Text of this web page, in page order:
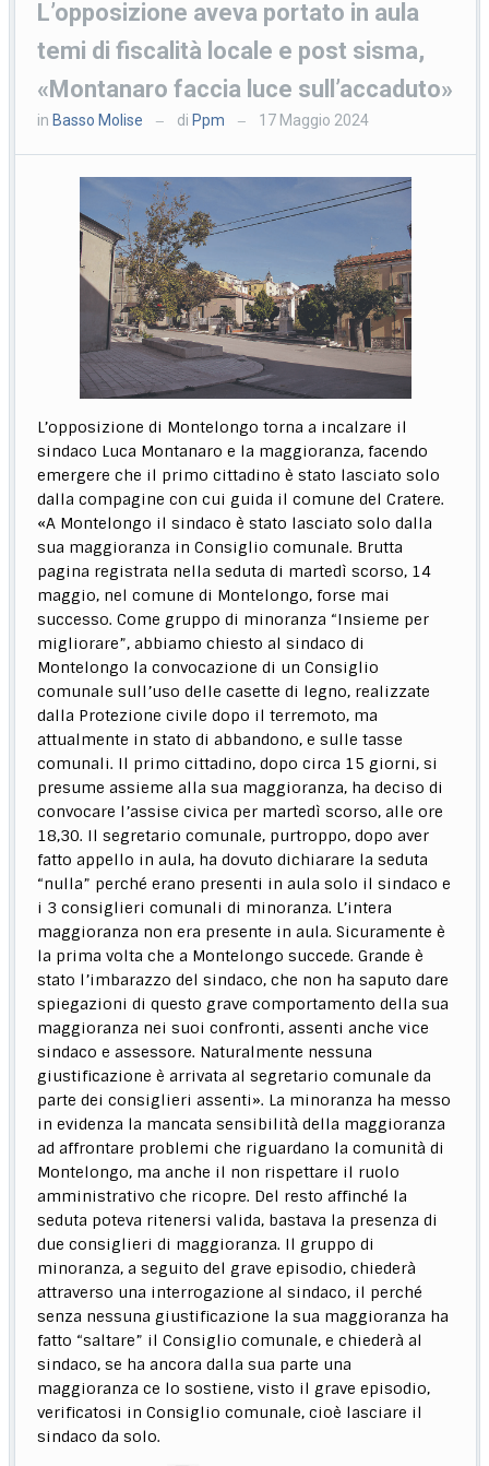
L’opposizione aveva portato in aula
temi di fiscalità locale e post sisma,
«Montanaro faccia luce sull’accaduto»
in Basso Molise — di Ppm — 17 Maggio 2024
L’opposizione di Montelongo torna a incalzare il
sindaco Luca Montanaro e la maggioranza, facendo
emergere che il primo cittadino è stato lasciato solo
dalla compagine con cui guida il comune del Cratere.
«A Montelongo il sindaco è stato lasciato solo dalla
sua maggioranza in Consiglio comunale. Brutta
pagina registrata nella seduta di martedì scorso, 14
maggio, nel comune di Montelongo, forse mai
successo. Come gruppo di minoranza “Insieme per
migliorare”, abbiamo chiesto al sindaco di
Montelongo la convocazione di un Consiglio
comunale sull’uso delle casette di legno, realizzate
dalla Protezione civile dopo il terremoto, ma
attualmente in stato di abbandono, e sulle tasse
comunali. Il primo cittadino, dopo circa 15 giorni, si
presume assieme alla sua maggioranza, ha deciso di
convocare l’assise civica per martedì scorso, alle ore
18,30. Il segretario comunale, purtroppo, dopo aver
fatto appello in aula, ha dovuto dichiarare la seduta
“nulla” perché erano presenti in aula solo il sindaco e
i 3 consiglieri comunali di minoranza. L’intera
maggioranza non era presente in aula. Sicuramente è
la prima volta che a Montelongo succede. Grande è
stato l’imbarazzo del sindaco, che non ha saputo dare
spiegazioni di questo grave comportamento della sua
maggioranza nei suoi confronti, assenti anche vice
sindaco e assessore. Naturalmente nessuna
giustificazione è arrivata al segretario comunale da
parte dei consiglieri assenti». La minoranza ha messo
in evidenza la mancata sensibilità della maggioranza
ad affrontare problemi che riguardano la comunità di
Montelongo, ma anche il non rispettare il ruolo
amministrativo che ricopre. Del resto affinché la
seduta poteva ritenersi valida, bastava la presenza di
due consiglieri di maggioranza. Il gruppo di
minoranza, a seguito del grave episodio, chiederà
attraverso una interrogazione al sindaco, il perché
senza nessuna giustificazione la sua maggioranza ha
fatto “saltare” il Consiglio comunale, e chiederà al
sindaco, se ha ancora dalla sua parte una
maggioranza ce lo sostiene, visto il grave episodio,
verificatosi in Consiglio comunale, cioè lasciare il
sindaco da solo.